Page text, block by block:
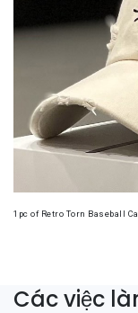
1pc of Retro Torn Baseball
Các việc